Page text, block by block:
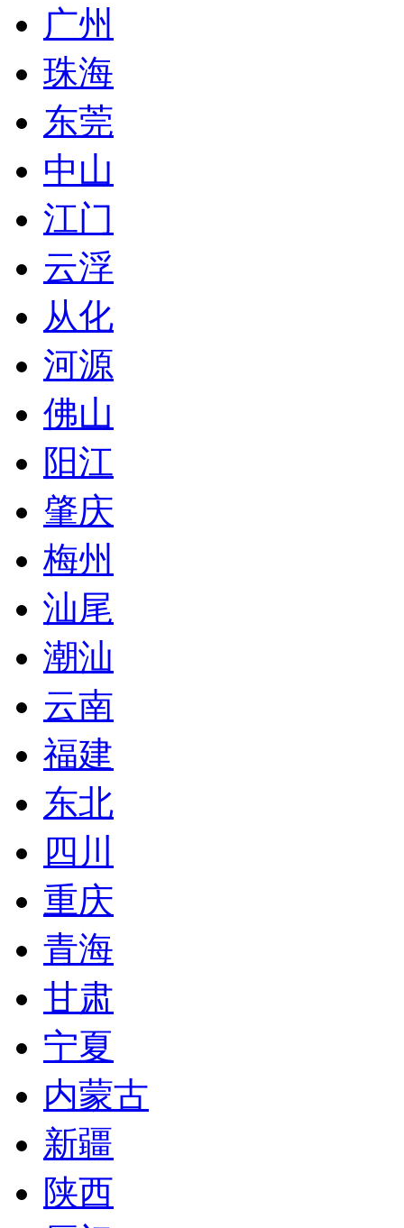
广州
珠海
东莞
中山
江门
云浮
从化
河源
佛山
阳江
肇庆
梅州
汕尾
潮汕
云南
福建
东北
四川
重庆
青海
甘肃
宁夏
内蒙古
新疆
陕西